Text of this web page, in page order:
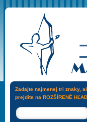
Zadajte najmenej tri znaky,
prejdite na ROZŠÍRENÉ